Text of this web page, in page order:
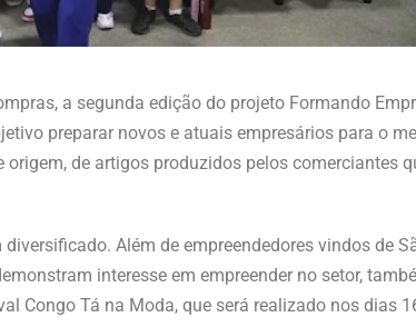
a segunda edição do projeto Formando
preparar novos e atuais empresários para o
de artigos produzidos pelos comerciantes
Além de empreendedores vindos de
interesse em empreender no setor,
Congo Tá na Moda, que será realizado nos dias